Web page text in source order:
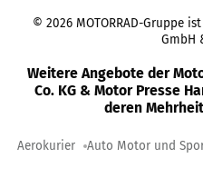
© 2026 MOTORRAD-Gruppe
GmbH
Weitere Angebote der
Co. KG & Motor Presse
deren
Aerokurier Auto Motor und